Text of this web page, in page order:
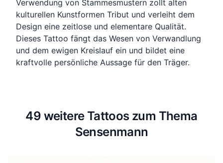
Verwendung von Stammesmustern zollt alten
kulturellen Kunstformen Tribut und verleiht dem
Design eine zeitlose und elementare Qualität.
Dieses Tattoo fängt das Wesen von Verwandlung
und dem ewigen Kreislauf ein und bildet eine
kraftvolle persönliche Aussage für den Träger.
49 weitere Tattoos zum Thema
Sensenmann